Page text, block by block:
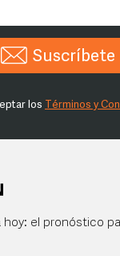
Suscríbete
los Términos y
hoy: el pronóstico